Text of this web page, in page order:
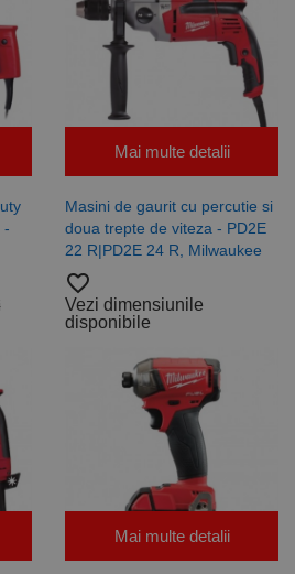
-
Mai multe detalii
Masini de gaurit cu percutie si
doua trepte de viteza - PD2E
22 R|PD2E 24 R, Milwaukee
favorite_border
Vezi dimensiunile
disponibile
Mai multe detalii